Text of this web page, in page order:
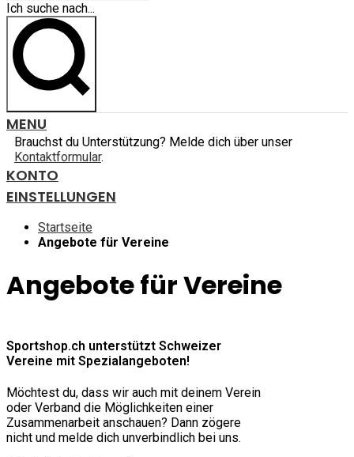
Ich suche nach...
MENU
Brauchst du Unterstützung? Melde dich über unser
Kontaktformular.
KONTO
EINSTELLUNGEN
Startseite
Angebote für Vereine
Angebote für Vereine
Sportshop.ch unterstützt Schweizer
Vereine mit Spezialangeboten!
Möchtest du, dass wir auch mit deinem Verein
oder Verband die Möglichkeiten einer
Zusammenarbeit anschauen? Dann zögere
nicht und melde dich unverbindlich bei uns.